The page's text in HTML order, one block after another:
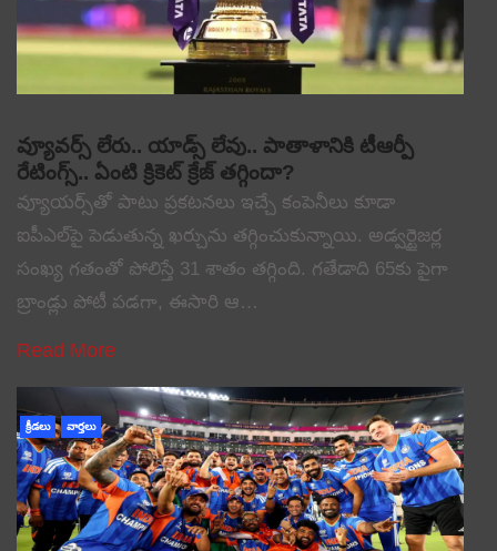
వ్యూవర్స్ లేరు.. యాడ్స్ లేవు.. పాతాళానికి టీఆర్పీ
రేటింగ్స్.. ఏంటి క్రికెట్ క్రేజ్ తగ్గిందా?
వ్యూయర్స్‌తో పాటు ప్రకటనలు ఇచ్చే కంపెనీలు కూడా
ఐపీఎల్‌పై పెడుతున్న ఖర్చును తగ్గించుకున్నాయి. అడ్వర్టైజర్ల
సంఖ్య గతంతో పోలిస్తే 31 శాతం తగ్గింది. గతేడాది 65కు పైగా
బ్రాండ్లు పోటీ పడగా, ఈసారి ఆ…
Read More
క్రీడలు వార్తలు